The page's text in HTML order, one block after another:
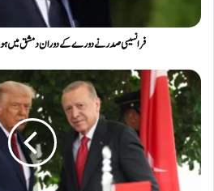
فرانسیسی صدر نے دورے کے دوران دمشق میں